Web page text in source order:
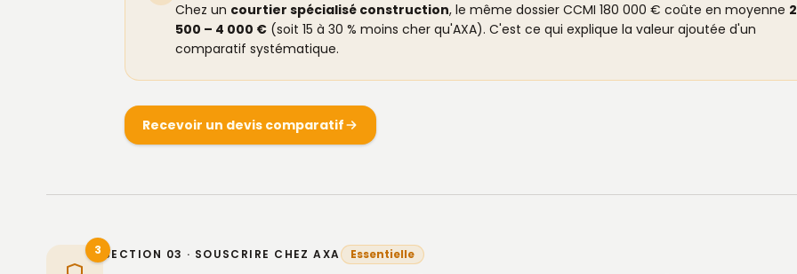
Chez un courtier spécialisé construction, le même dossier CCMI 180 000 € coûte en moyenne 2
500 – 4 000 € (soit 15 à 30 % moins cher qu'AXA). C'est ce qui explique la valeur ajoutée d'un
comparatif systématique.
Recevoir un devis comparatif
3 SECTION 03 · SOUSCRIRE CHEZ AXA Essentielle